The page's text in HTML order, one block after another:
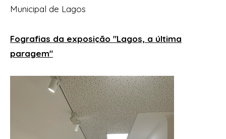
Municipal de Lagos
Fografias da exposição "Lagos, a última
paragem"